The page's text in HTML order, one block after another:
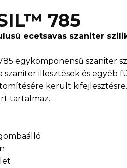
785
ecetsavas szaniter
egykomponensű szaniter
szaniter illesztések és egyéb
került
tartalmaz.